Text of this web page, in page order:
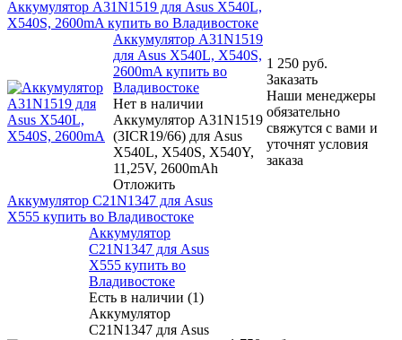
Аккумулятор A31N1519 для Asus X540L,
X540S, 2600mA купить во Владивостоке
Аккумулятор A31N1519
для Asus X540L, X540S,
2600mA купить во
Владивостоке
Нет в наличии
Аккумулятор A31N1519
(3ICR19/66) для Asus
X540L, X540S, X540Y,
11,25V, 2600mAh
Отложить
1 250 руб.
Заказать
Наши менеджеры
обязательно
свяжутся с вами и
уточнят условия
заказа
Аккумулятор C21N1347 для Asus
X555 купить во Владивостоке
Аккумулятор
C21N1347 для Asus
X555 купить во
Владивостоке
Есть в наличии (1)
Аккумулятор
C21N1347 для Asus